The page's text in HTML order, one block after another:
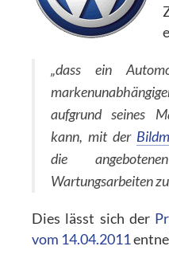
„dass ein
aufgrund seines
kann, mit der
die
Wartungsarbeiten zu
Dies lässt sich der
vom 14.04.2011